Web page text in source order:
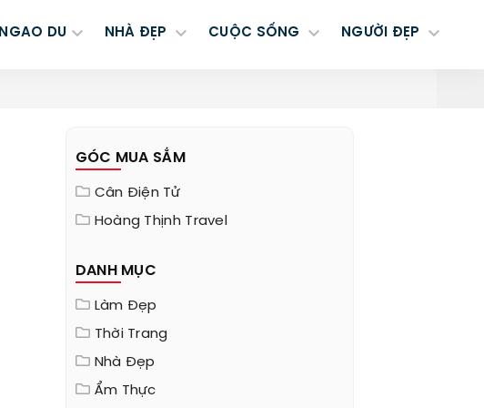
NGAO DU NHÀ ĐẸP CUỘC SỐNG NGƯỜI ĐẸP
GÓC MUA SẮM
Cân Điện Tử
Hoàng Thịnh Travel
DANH MỤC
Làm Đẹp
Thời Trang
Nhà Đẹp
Ẩm Thực